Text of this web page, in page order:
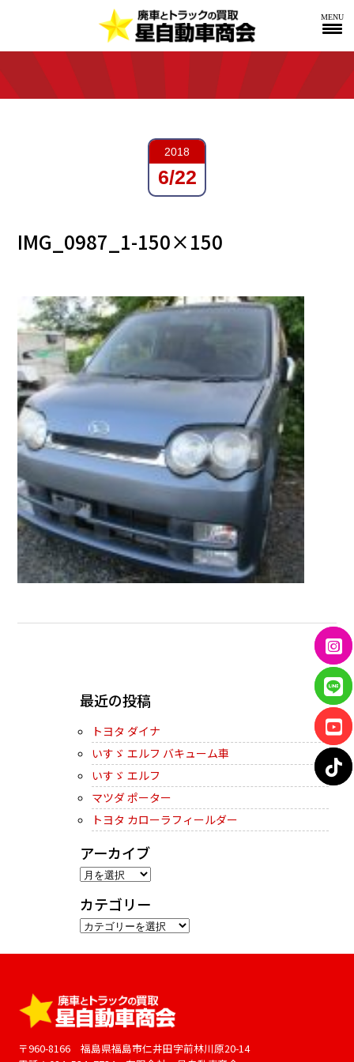
MENU
2018
6/22
IMG_0987_1-150×150
最近の投稿
トヨタ ダイナ
いすゞ エルフ バキューム車
いすゞ エルフ
マツダ ポーター
トヨタ カローラフィールダー
アーカイブ
ア
カ
イ
ブ
カテゴリー
カ
ー
〒960-8166 福島県福島市仁井田字前林川原20-14